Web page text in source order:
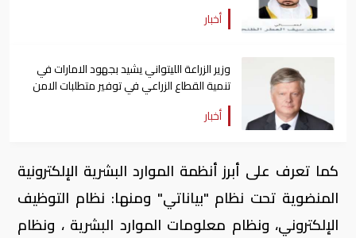
أخبار
وزير الزراعة الليتواني يشيد بجهود الامارات في
تنمية القطاع الزراعي في توفير متطلبات الامن
الغذائي
أخبار
كما تعرف على أبرز أنظمة الموارد البشرية الإلكترونية
المنضوية تحت نظام "بياناتي" ومنها: نظام التوظيف
الإلكتروني، ونظام معلومات الموارد البشرية ، ونظام